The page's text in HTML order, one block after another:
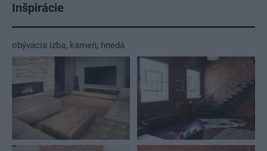
Inšpirácie
obývacia izba, kameň, hnedá